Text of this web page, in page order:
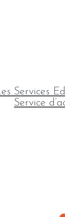
Services
Service